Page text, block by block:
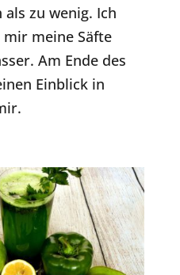
zu wenig. Ich
meine Säfte
Am Ende des
Einblick in